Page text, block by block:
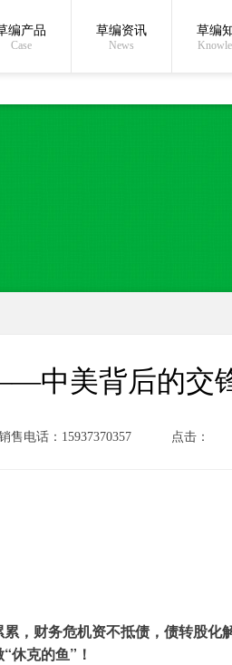
在线沟通: 关
编产品
Case
草编资讯
News
草编
中美背后的交
售电话：15937370357 点击：
，财务危机资不抵债，债转股
休克的鱼”！